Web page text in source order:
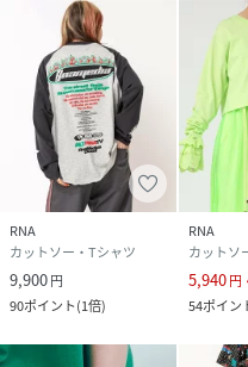
RNA
カットソー・Tシャツ
9,900円
90ポイント(1倍)
RNA
カットソ
5,940円
54ポイン